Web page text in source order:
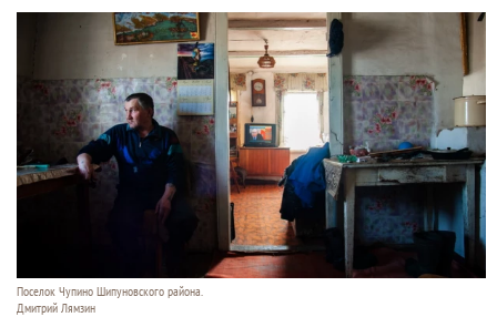
Поселок Чупино Шипуновского района.
Дмитрий Лямзин